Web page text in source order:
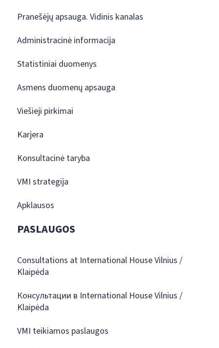
Pranešėjų apsauga. Vidinis kanalas
Administracinė informacija
Statistiniai duomenys
Asmens duomenų apsauga
Viešieji pirkimai
Karjera
Konsultacinė taryba
VMI strategija
Apklausos
PASLAUGOS
Consultations at International House Vilnius /
Klaipėda
Консультации в International House Vilnius /
Klaipėda
VMI teikiamos paslaugos